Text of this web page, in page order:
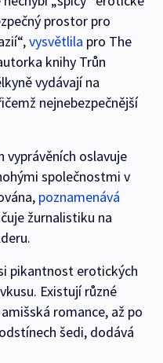
prostor pro
vysvětlila pro The
knihy Trůn
vydávají na
nejnebezpečnější
vyprávěních oslavuje
společnostmi v
poznamenává
žurnalistiku na
pikantnost erotických
Existují různé
romance, až po
šedi, dodává